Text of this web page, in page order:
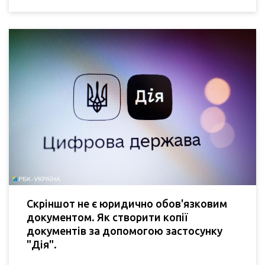
Скріншот не є юридично обов'язковим
документом. Як створити копії
документів за допомогою застосунку
"Дія".